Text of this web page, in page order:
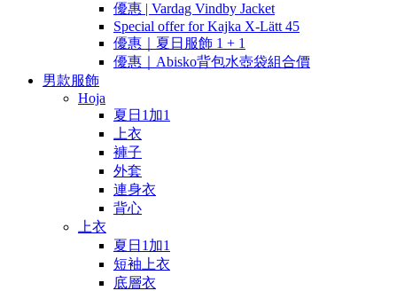
優惠 | Vardag Vindby Jacket
Special offer for Kajka X-Lätt 45
優惠｜夏日服飾 1 + 1
優惠｜Abisko背包水壺袋組合價
男款服飾
Hoja
夏日1加1
上衣
褲子
外套
連身衣
背心
上衣
夏日1加1
短袖上衣
底層衣